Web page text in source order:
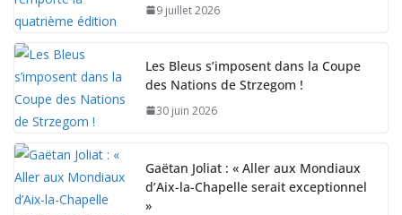
9 juillet 2026
Les Bleus s’imposent dans la Coupe
des Nations de Strzegom !
30 juin 2026
Gaëtan Joliat : « Aller aux Mondiaux
d’Aix-la-Chapelle serait exceptionnel
»